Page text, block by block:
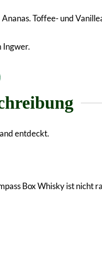
Toffee- und
Ingwer.
entdeckt.
Box Whisky ist nicht